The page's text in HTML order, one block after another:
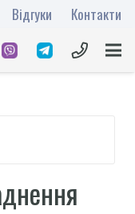
Відгуки Контакти